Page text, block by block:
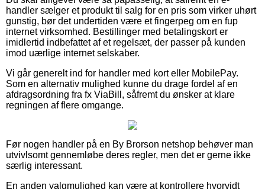
handler sælger et produkt til salg for en pris som virker uhørt
gunstig, bør det undertiden være et fingerpeg om en fup
internet virksomhed. Bestillinger med betalingskort er
imidlertid indbefattet af et regelsæt, der passer på kunden
imod uærlige internet selskaber.
Vi går generelt ind for handler med kort eller MobilePay.
Som en alternativ mulighed kunne du drage fordel af en
afdragsordning fra fx ViaBill, såfremt du ønsker at klare
regningen af flere omgange.
Før nogen handler på en By Brorson netshop behøver man
utvivlsomt gennemløbe deres regler, men det er gerne ikke
særlig interessant.
En anden valgmulighed kan være at kontrollere hvorvidt